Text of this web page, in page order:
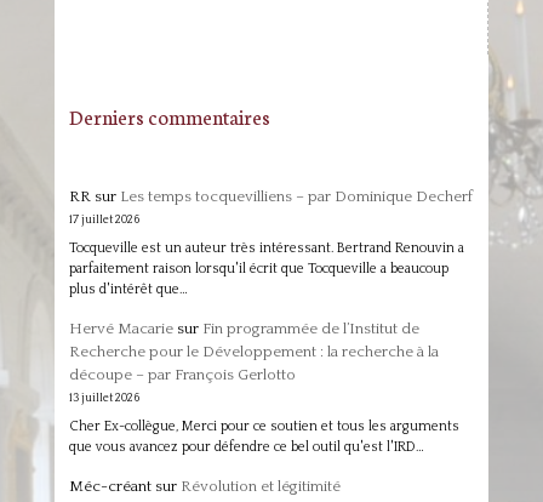
Derniers commentaires
RRsur Les temps tocquevilliens – par Dominique Decherf
17 juillet 2026
Tocqueville est un auteur très intéressant. Bertrand Renouvin a
parfaitement raison lorsqu'il écrit que Tocqueville a beaucoup
plus d'intérêt que…
Hervé Macariesur Fin programmée de l’Institut de
Recherche pour le Développement : la recherche à la
découpe – par François Gerlotto
13 juillet 2026
Cher Ex-collègue, Merci pour ce soutien et tous les arguments
que vous avancez pour défendre ce bel outil qu'est l'IRD…
Méc-créantsur Révolution et légitimité